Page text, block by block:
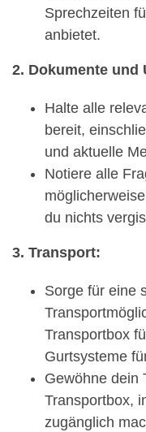
Sprechzeiten
anbietet.
2. Dokumente und
Halte alle
bereit,
und aktuelle
Notiere alle
du nichts
3. Transport:
Sorge für eine
Transportbox
Gurtsysteme
Gewöhne dein
Transportbox,
zugänglich